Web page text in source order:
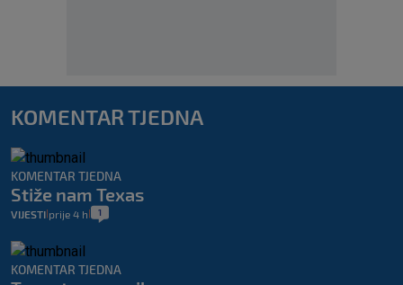
KOMENTAR TJEDNA
KOMENTAR TJEDNA
Stiže nam Texas
VIJESTI prije 4 h 1
KOMENTAR TJEDNA